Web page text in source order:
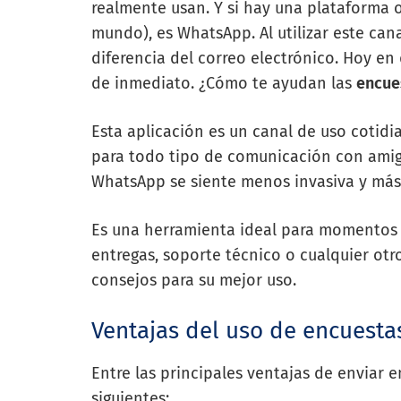
realmente usan. Y si hay una
mundo), es WhatsApp. Al utilizar este
diferencia del correo electrónico. Hoy en
de inmediato. ¿Cómo te ayudan las
Esta aplicación es un canal de uso
para todo tipo de comunicación con
WhatsApp se siente menos invasiva y
Es una herramienta ideal para
entregas, soporte técnico o cualquier
consejos para su mejor uso.
Ventajas del uso de
Entre las principales ventajas de enviar